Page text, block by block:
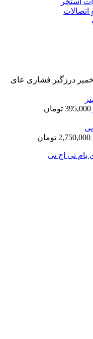
اتصالات
خمیر درزگیر فشاری عای
395,000 تومان
2,750,000 تومان